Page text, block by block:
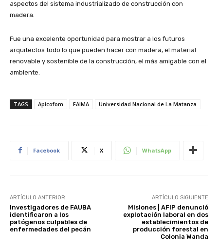
aspectos del sistema industrializado de construcción con
madera.
Fue una excelente oportunidad para mostrar a los futuros
arquitectos todo lo que pueden hacer con madera, el material
renovable y sostenible de la construcción, el más amigable con el
ambiente.
TAGS Apicofom FAIMA Universidad Nacional de La Matanza
Facebook X WhatsApp
ARTÍCULO ANTERIOR
Investigadores de FAUBA
identificaron a los
patógenos culpables de
enfermedades del pecán
ARTÍCULO SIGUIENTE
Misiones | AFIP denunció
explotación laboral en dos
establecimientos de
producción forestal en
Colonia Wanda